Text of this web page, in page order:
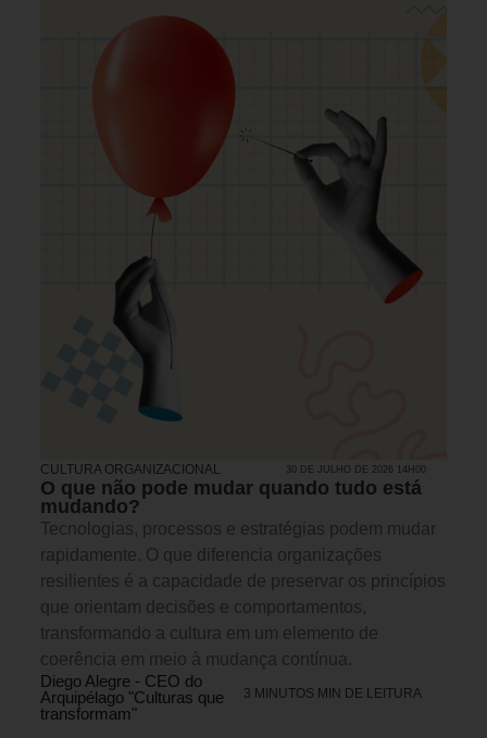
CULTURA ORGANIZACIONAL 30 DE JULHO DE 2026 14H00
O que não pode mudar quando tudo está
mudando?
Tecnologias, processos e estratégias podem mudar
rapidamente. O que diferencia organizações
resilientes é a capacidade de preservar os princípios
que orientam decisões e comportamentos,
transformando a cultura em um elemento de
coerência em meio à mudança contínua.
Diego Alegre - CEO do
Arquipélago "Culturas que
transformam"
3 MINUTOS MIN DE LEITURA